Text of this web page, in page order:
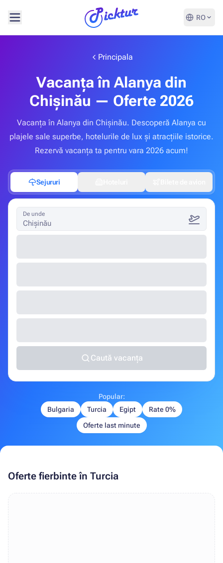
RO
Principala
Vacanța în Alanya din
Chișinău — Oferte 2026
Vacanța în Alanya din Chișinău. Descoperă Alanya cu
plajele sale superbe, hotelurile de lux și atracțiile istorice.
Rezervă vacanța ta pentru vara 2026 acum!
Sejururi
De unde
Chișinău
Caută vacanța
Popular:
Bulgaria
Turcia Egipt
Rate 0%
Oferte last minute
Oferte fierbinte în Turcia